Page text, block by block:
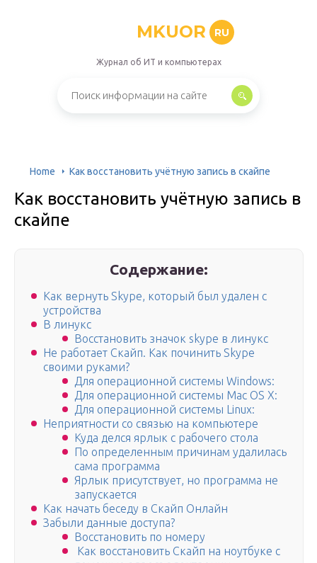
MKUOR RU
Журнал об ИТ и компьютерах
Home Как восстановить учётную запись в скайпе
Как восстановить учётную запись в
скайпе
Содержание:
Как вернуть Skype, который был удален с
устройства
В линукс
Восстановить значок skype в линукс
Не работает Скайп. Как починить Skype
своими руками?
Для операционной системы Windows:
Для операционной системы Mac OS X:
Для операционной системы Linux:
Неприятности со связью на компьютере
Куда делся ярлык с рабочего стола
По определенным причинам удалилась
сама программа
Ярлык присутствует, но программа не
запускается
Как начать беседу в Скайп Онлайн
Забыли данные доступа?
Восстановить по номеру
Как восстановить Скайп на ноутбуке с